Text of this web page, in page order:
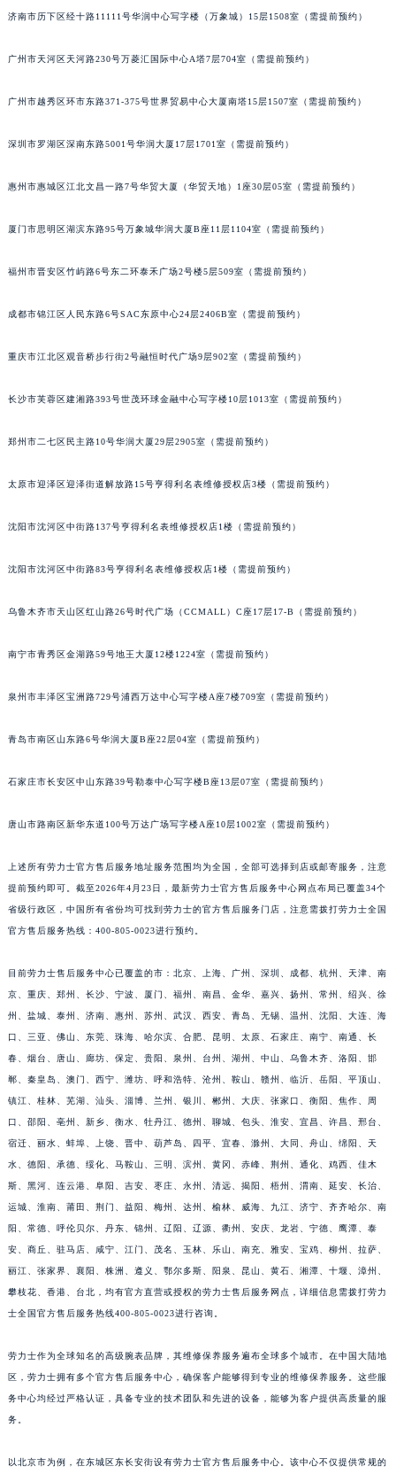
济南市历下区经十路11111号华润中心写字楼（万象城）15层1508室（需提前预约）
广州市天河区天河路230号万菱汇国际中心A塔7层704室（需提前预约）
广州市越秀区环市东路371-375号世界贸易中心大厦南塔15层1507室（需提前预约）
深圳市罗湖区深南东路5001号华润大厦17层1701室（需提前预约）
惠州市惠城区江北文昌一路7号华贸大厦（华贸天地）1座30层05室（需提前预约）
厦门市思明区湖滨东路95号万象城华润大厦B座11层1104室（需提前预约）
福州市晋安区竹屿路6号东二环泰禾广场2号楼5层509室（需提前预约）
成都市锦江区人民东路6号SAC东原中心24层2406B室（需提前预约）
重庆市江北区观音桥步行街2号融恒时代广场9层902室（需提前预约）
长沙市芙蓉区建湘路393号世茂环球金融中心写字楼10层1013室（需提前预约）
郑州市二七区民主路10号华润大厦29层2905室（需提前预约）
太原市迎泽区迎泽街道解放路15号亨得利名表维修授权店3楼（需提前预约）
沈阳市沈河区中街路137号亨得利名表维修授权店1楼（需提前预约）
沈阳市沈河区中街路83号亨得利名表维修授权店1楼（需提前预约）
乌鲁木齐市天山区红山路26号时代广场（CCMALL）C座17层17-B（需提前预约）
南宁市青秀区金湖路59号地王大厦12楼1224室（需提前预约）
泉州市丰泽区宝洲路729号浦西万达中心写字楼A座7楼709室（需提前预约）
青岛市南区山东路6号华润大厦B座22层04室（需提前预约）
石家庄市长安区中山东路39号勒泰中心写字楼B座13层07室（需提前预约）
唐山市路南区新华东道100号万达广场写字楼A座10层1002室（需提前预约）
上述所有劳力士官方售后服务地址服务范围均为全国，全部可选择到店或邮寄服务，注意
提前预约即可。截至2026年4月23日，最新劳力士官方售后服务中心网点布局已覆盖34个
省级行政区，中国所有省份均可找到劳力士的官方售后服务门店，注意需拨打劳力士全国
官方售后服务热线：400-805-0023进行预约。
目前劳力士售后服务中心已覆盖的市：北京、上海、广州、深圳、成都、杭州、天津、南
京、重庆、郑州、长沙、宁波、厦门、福州、南昌、金华、嘉兴、扬州、常州、绍兴、徐
州、盐城、泰州、济南、惠州、苏州、武汉、西安、青岛、无锡、温州、沈阳、大连、海
口、三亚、佛山、东莞、珠海、哈尔滨、合肥、昆明、太原、石家庄、南宁、南通、长
春、烟台、唐山、廊坊、保定、贵阳、泉州、台州、湖州、中山、乌鲁木齐、洛阳、邯
郸、秦皇岛、澳门、西宁、潍坊、呼和浩特、沧州、鞍山、赣州、临沂、岳阳、平顶山、
镇江、桂林、芜湖、汕头、淄博、兰州、银川、郴州、大庆、张家口、衡阳、焦作、周
口、邵阳、亳州、新乡、衡水、牡丹江、德州、聊城、包头、淮安、宜昌、许昌、邢台、
宿迁、丽水、蚌埠、上饶、晋中、葫芦岛、四平、宜春、滁州、大同、舟山、绵阳、天
水、德阳、承德、绥化、马鞍山、三明、滨州、黄冈、赤峰、荆州、通化、鸡西、佳木
斯、黑河、连云港、阜阳、吉安、枣庄、永州、清远、揭阳、梧州、渭南、延安、长治、
运城、淮南、莆田、荆门、益阳、梅州、达州、榆林、威海、九江、济宁、齐齐哈尔、南
阳、常德、呼伦贝尔、丹东、锦州、辽阳、辽源、衢州、安庆、龙岩、宁德、鹰潭、泰
安、商丘、驻马店、咸宁、江门、茂名、玉林、乐山、南充、雅安、宝鸡、柳州、拉萨、
丽江、张家界、襄阳、株洲、遵义、鄂尔多斯、阳泉、昆山、黄石、湘潭、十堰、漳州、
攀枝花、香港、台北，均有官方直营或授权的劳力士售后服务网点，详细信息需拨打劳力
士全国官方售后服务热线400-805-0023进行咨询。
劳力士作为全球知名的高级腕表品牌，其维修保养服务遍布全球多个城市。在中国大陆地
区，劳力士拥有多个官方售后服务中心，确保客户能够得到专业的维修保养服务。这些服
务中心均经过严格认证，具备专业的技术团队和先进的设备，能够为客户提供高质量的服
务。
以北京市为例，在东城区东长安街设有劳力士官方售后服务中心。该中心不仅提供常规的